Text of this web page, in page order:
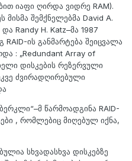
იაფი ღირდა ვიდრე RAM).
შემქნელებმა David A.
Randy H. Katz–მა 1987
ის განმარტება შეიცვალა
: „Redundant Array of
დისკების რეზერვული
ძვირადღირებული
წარმოადგინა RAID-
, რომლებიც მიღებულ იქნა,
სხვადასხვა დისკებზე